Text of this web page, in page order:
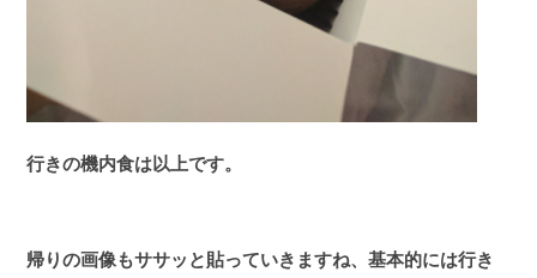
行きの機内食は以上です。
帰りの画像もササッと貼っていきますね、基本的には行き